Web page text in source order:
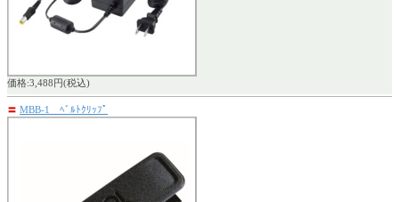
価格:3,488円(税込)
〓 MBB-1 ﾍﾞﾙﾄｸﾘｯﾌﾟ